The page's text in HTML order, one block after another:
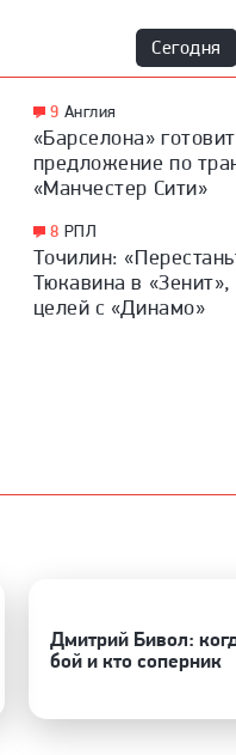
Сегодня
9 Англия
«Барселона»
предложение по
«Манчестер Сити»
8 РПЛ
Точилин:
Тюкавина в
целей с «Динамо»
Дмитрий Бивол:
бой и кто соперник